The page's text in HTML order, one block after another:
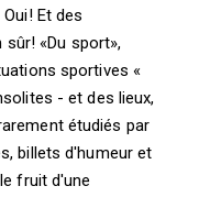
Et des
«Du sport»,
sportives «
- et des lieux,
étudiés par
billets d'humeur et
fruit d'une